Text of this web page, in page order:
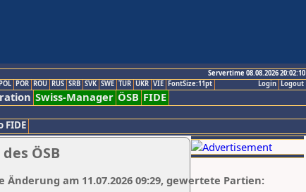
Servertime 08.08.2026 20:02:10
Logout
Login
POR ROU RUS SRB SVK SWE TUR UKR VIE FontSize:11pt
Swiss-Manager ÖSB FIDE
FIDE
ÖSB
Änderung am 11.07.2026 09:29, gewertete Partien: